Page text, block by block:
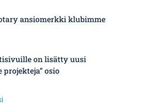
ansiomerkki klubimme
on lisätty uusi
projekteja” osio